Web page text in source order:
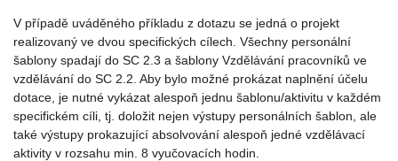
V případě uváděného příkladu z dotazu se jedná o projekt
realizovaný ve dvou specifických cílech. Všechny personální
šablony spadají do SC 2.3 a šablony Vzdělávání pracovníků ve
vzdělávání do SC 2.2. Aby bylo možné prokázat naplnění účelu
dotace, je nutné vykázat alespoň jednu šablonu/aktivitu v každém
specifickém cíli, tj. doložit nejen výstupy personálních šablon, ale
také výstupy prokazující absolvování alespoň jedné vzdělávací
aktivity v rozsahu min. 8 vyučovacích hodin.